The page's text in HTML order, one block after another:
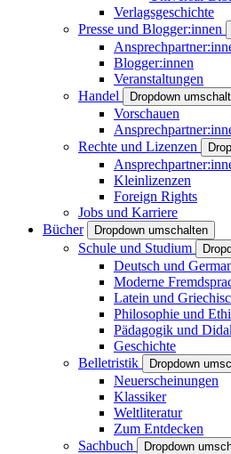
Verlagsgeschichte
Presse und Blogger:innen
Blogger:innen
Veranstaltungen
Handel
Dropdown
Vorschauen
Rechte und Lizenzen
Kleinlizenzen
Foreign Rights
Jobs und Karriere
Bücher
Dropdown umschalten
Schule und Studium
Deutsch und
Moderne
Latein und
Philosophie und
Pädagogik und
Geschichte
Belletristik
Dropdown
Neuerscheinungen
Klassiker
Weltliteratur
Zum Entdecken
Sachbuch
Dropdown